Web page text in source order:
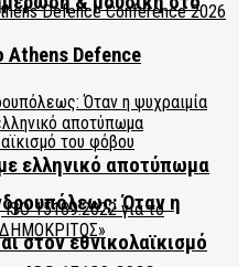
Όταν η
στον εθνικολαϊκισμό
Defence
ελληνικό αποτύπωμα